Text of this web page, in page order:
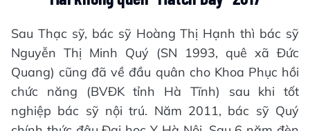
Sau Thạc sỹ, bác sỹ Hoàng Thị Hạnh thì bác sỹ
Nguyễn Thị Minh Quý (SN 1993, quê xã Đức
Quang) cũng đã về đầu quân cho Khoa Phục hồi
chức năng (BVĐK tỉnh Hà Tĩnh) sau khi tốt
nghiệp bác sỹ nội trú. Năm 2011, bác sỹ Quý